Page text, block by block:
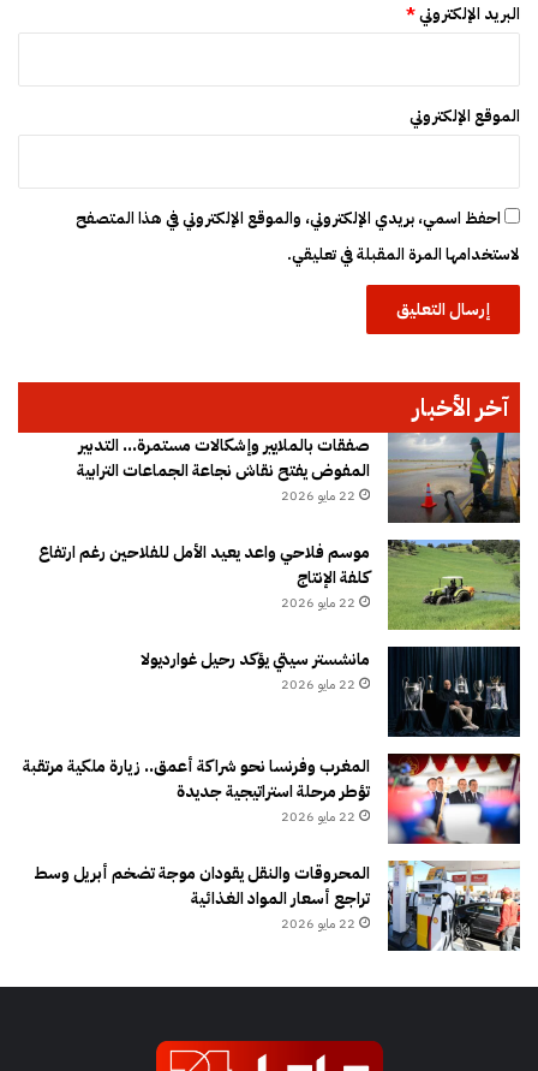
البريد الإلكتروني*
الموقع الإلكتروني
احفظ اسمي، بريدي الإلكتروني، والموقع الإلكتروني في هذا المتصفح
لاستخدامها المرة المقبلة في تعليقي.
آخر الأخبار
صفقات بالملايير وإشكالات مستمرة… التدبير
المفوض يفتح نقاش نجاعة الجماعات الترابية
22 مايو 2026
موسم فلاحي واعد يعيد الأمل للفلاحين رغم ارتفاع
كلفة الإنتاج
22 مايو 2026
مانشستر سيتي يؤكد رحيل غوارديولا
22 مايو 2026
المغرب وفرنسا نحو شراكة أعمق.. زيارة ملكية مرتقبة
تؤطر مرحلة استراتيجية جديدة
22 مايو 2026
المحروقات والنقل يقودان موجة تضخم أبريل وسط
تراجع أسعار المواد الغذائية
22 مايو 2026